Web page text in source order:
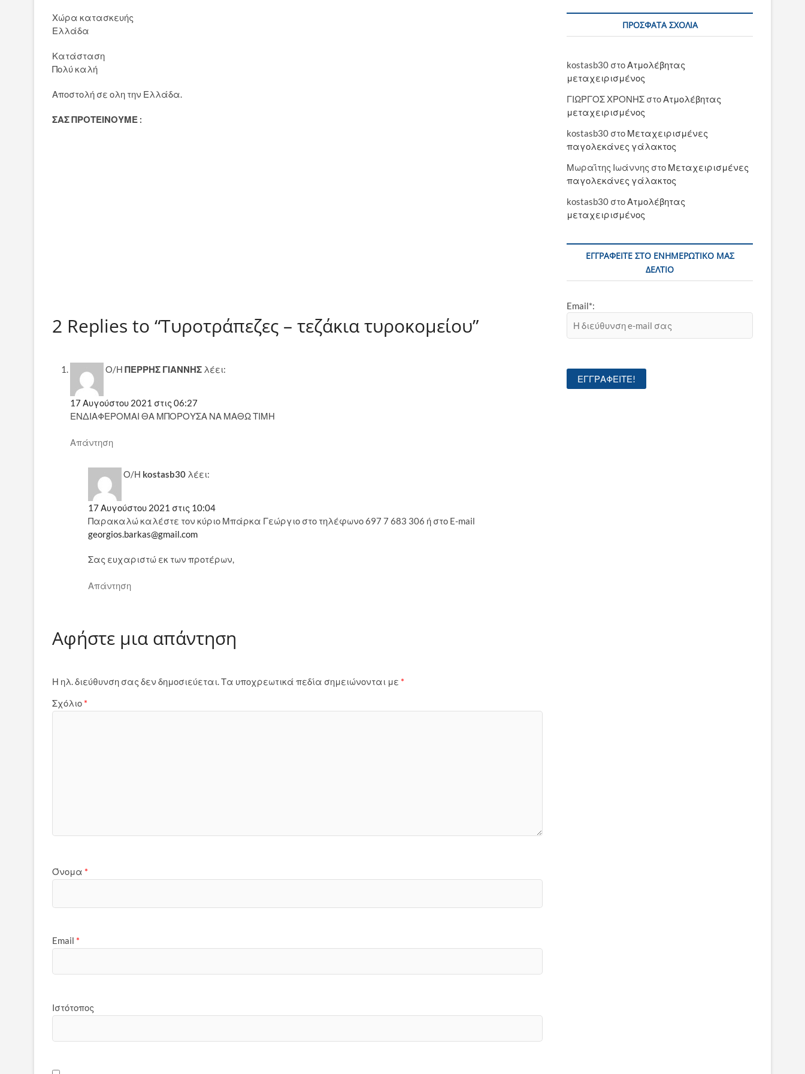
Χώρα κατασκευής
Ελλάδα
Κατάσταση
Πολύ καλή
Αποστολή σε ολη την Ελλάδα.
ΣΑΣ ΠΡΟΤΕΙΝΟΥΜΕ :
2 Replies to “Τυροτράπεζες – τεζάκια τυροκομείου”
Ο/Η ΠΕΡΡΗΣ ΓΙΑΝΝΗΣ λέει:
17 Αυγούστου 2021 στις 06:27
ΕΝΔΙΑΦΕΡΟΜΑΙ ΘΑ ΜΠΟΡΟΥΣΑ ΝΑ ΜΑΘΩ ΤΙΜΗ
Απάντηση
Ο/Η kostasb30 λέει:
17 Αυγούστου 2021 στις 10:04
Παρακαλώ καλέστε τον κύριο Μπάρκα Γεώργιο στο τηλέφωνο 697 7 683 306 ή στο E-mail
georgios.barkas@gmail.com
Σας ευχαριστώ εκ των προτέρων,
Απάντηση
Αφήστε μια απάντηση
Η ηλ. διεύθυνση σας δεν δημοσιεύεται.Τα υποχρεωτικά πεδία σημειώνονται με *
Σχόλιο *
Όνομα *
Email *
Ιστότοπος
ΠΡΌΣΦΑΤΑ ΣΧΌΛΙΑ
kostasb30 στοΑτμολέβητας
μεταχειρισμένος
ΓΙΩΡΓΟΣ ΧΡΟΝΗΣ στοΑτμολέβητας
μεταχειρισμένος
kostasb30 στο Μεταχειρισμένες
παγολεκάνες γάλακτος
Μωραΐτης Ιωάννης στο Μεταχειρισμένες
παγολεκάνες γάλακτος
kostasb30 στοΑτμολέβητας
μεταχειρισμένος
ΕΓΓΡΑΦΕΊΤΕ ΣΤΟ ΕΝΗΜΕΡΩΤΙΚΌ ΜΑΣ
ΔΕΛΤΊΟ
Email*: